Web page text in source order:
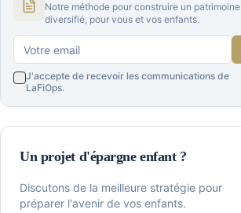
Notre méthode pour construire un patrimoine
diversifié, pour vous et vos enfants.
J'accepte de recevoir les communications de
LaFiOps.
Un projet d'épargne enfant ?
Discutons de la meilleure stratégie pour
préparer l'avenir de vos enfants.